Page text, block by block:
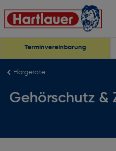
Terminvereinbarung
Hörgeräte
Gehörschutz &